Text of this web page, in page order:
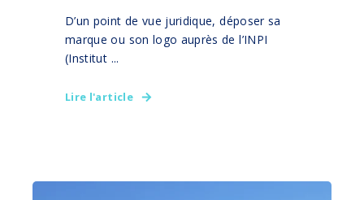
D’un point de vue juridique, déposer sa
marque ou son logo auprès de l’INPI
(Institut ...
Lire l'article